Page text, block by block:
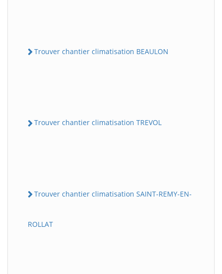
Trouver chantier climatisation BEAULON
Trouver chantier climatisation TREVOL
Trouver chantier climatisation SAINT-REMY-EN-
ROLLAT